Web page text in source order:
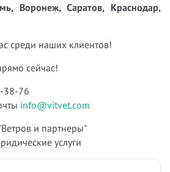
Воронеж, Саратов, Краснодар,
среди наших клиентов!
сейчас!
38-76
info@vitvet.com
и партнеры"
услуги